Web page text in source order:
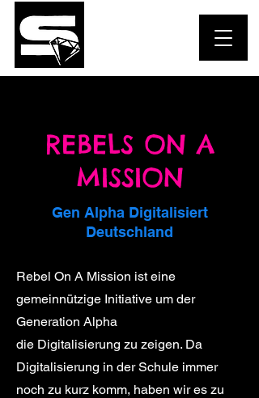
REBELS ON A
MISSION
Gen Alpha Digitalisiert
Deutschland
Rebel On A Mission ist eine
gemeinnützige Initiative um der
Generation Alpha
die Digitalisierung zu zeigen. Da
Digitalisierung in der Schule immer
noch zu kurz komm, haben wir es zu